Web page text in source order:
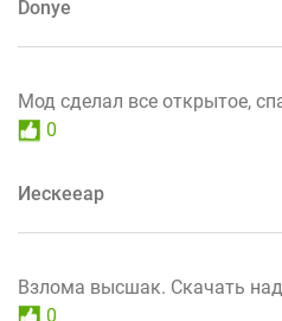
Donye
Мод сделал все открытое,
0
Иескееар
Взлома высшак. Скачать
0